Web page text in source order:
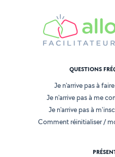
QUESTIONS
Je n'arrive pas à
Je n'arrive pas à me
Je n'arrive pas à
Comment réinitialiser /